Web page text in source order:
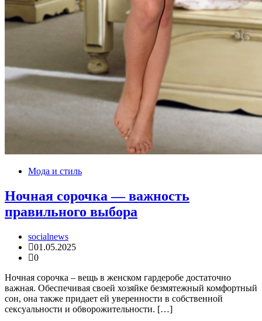
Мода и стиль
Ночная сорочка — важность
правильного выбора
socialnews
01.05.2025
0
Ночная сорочка – вещь в женском гардеробе достаточно
важная. Обеспечивая своей хозяйке безмятежный комфортный
сон, она также придает ей уверенности в собственной
сексуальности и обворожительности. […]